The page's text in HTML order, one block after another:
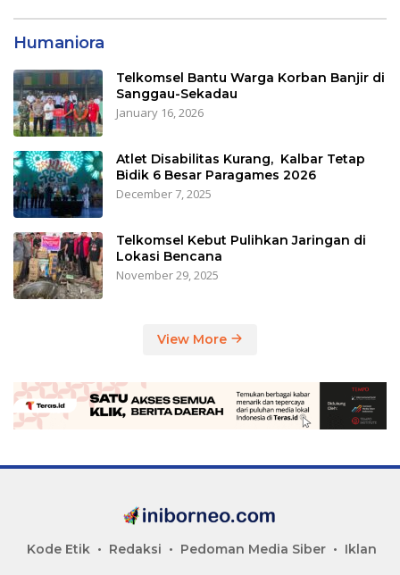
Humaniora
Telkomsel Bantu Warga Korban Banjir di
Sanggau-Sekadau
January 16, 2026
Atlet Disabilitas Kurang, Kalbar Tetap
Bidik 6 Besar Paragames 2026
December 7, 2025
Telkomsel Kebut Pulihkan Jaringan di
Lokasi Bencana
November 29, 2025
View More
Kode Etik Redaksi Pedoman Media Siber Iklan